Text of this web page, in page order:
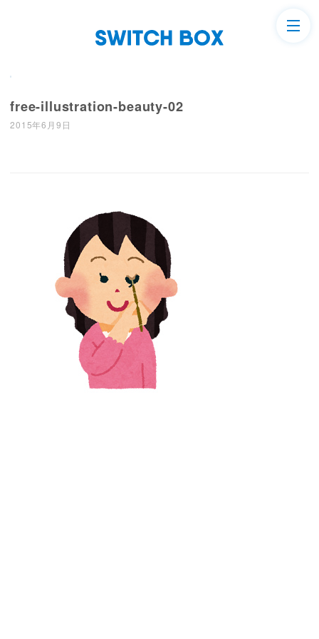
free-illustration-beauty-02
2015年6月9日